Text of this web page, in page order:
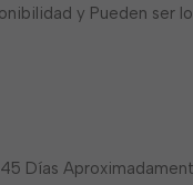
y Pueden ser
Días